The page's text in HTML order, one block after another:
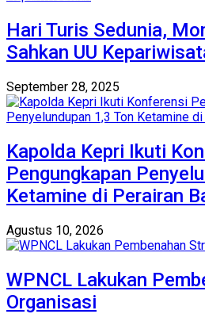
Hari Turis Sedunia,
Sahkan UU
September 28, 2025
Kapolda Kepri Ikuti
Pengungkapan
Ketamine di Perairan
Agustus 10, 2026
WPNCL Lakukan
Organisasi